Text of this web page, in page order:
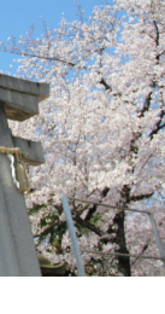
メ
ニ
ュ
ー